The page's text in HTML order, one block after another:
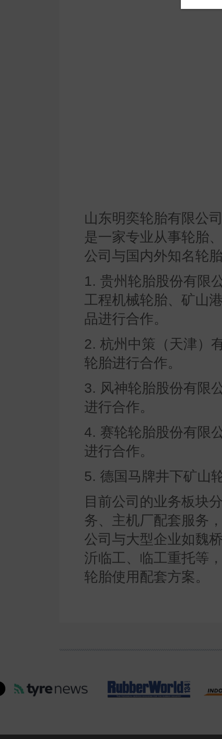
山东明奕轮胎有限公
是一家专业从事轮胎
公司与国内外知名轮
1. 贵州轮胎股份有限
工程机械轮胎、矿山
品进行合作。
2. 杭州中策（天津）
轮胎进行合作。
3. 风神轮胎股份有限
进行合作。
4. 赛轮轮胎股份有限
进行合作。
5. 德国马牌井下矿山
目前公司的业务板块
务、主机厂配套服务
公司与大型企业如魏
沂临工、临工重托等
轮胎使用配套方案。